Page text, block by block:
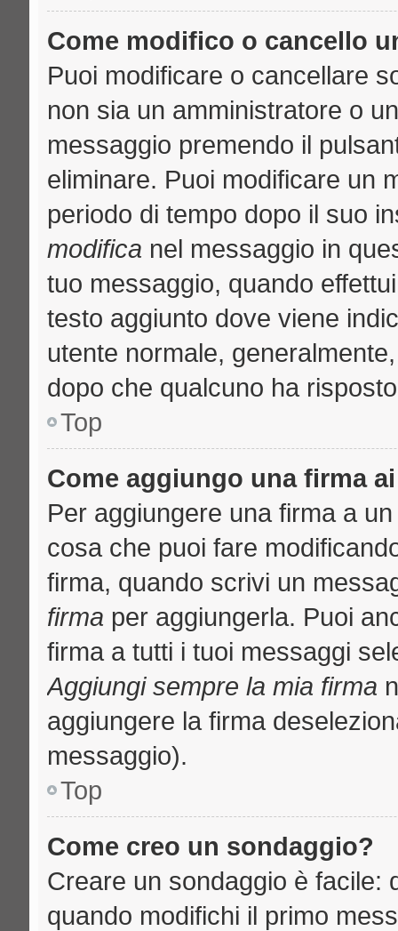
Come modifico o cancello
Puoi modificare o cancellare
non sia un amministratore o
messaggio premendo il
eliminare. Puoi modificare un
periodo di tempo dopo il suo
modifica nel messaggio in
tuo messaggio, quando
testo aggiunto dove viene
utente normale,
dopo che qualcuno ha
Top
Come aggiungo una firma
Per aggiungere una firma a
cosa che puoi fare
firma, quando scrivi un
firma per aggiungerla. Puoi
firma a tutti i tuoi messaggi
Aggiungi sempre la mia firma
aggiungere la firma
messaggio).
Top
Come creo un sondaggio?
Creare un sondaggio è facile:
quando modifichi il primo